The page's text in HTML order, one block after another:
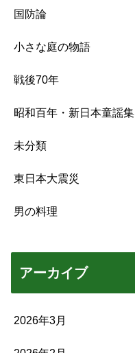
国防論
小さな庭の物語
戦後70年
昭和百年・新日本童謡集
未分類
東日本大震災
男の料理
アーカイブ
2026年3月